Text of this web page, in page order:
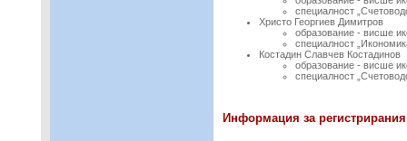
специалност
Христо Георгиев Димитров
образование - висше
специалност
Костадин Славчев Костадинов
образование - висше
специалност
Информация за